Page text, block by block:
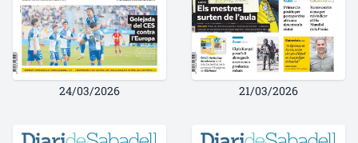
24/03/2026 21/03/2026